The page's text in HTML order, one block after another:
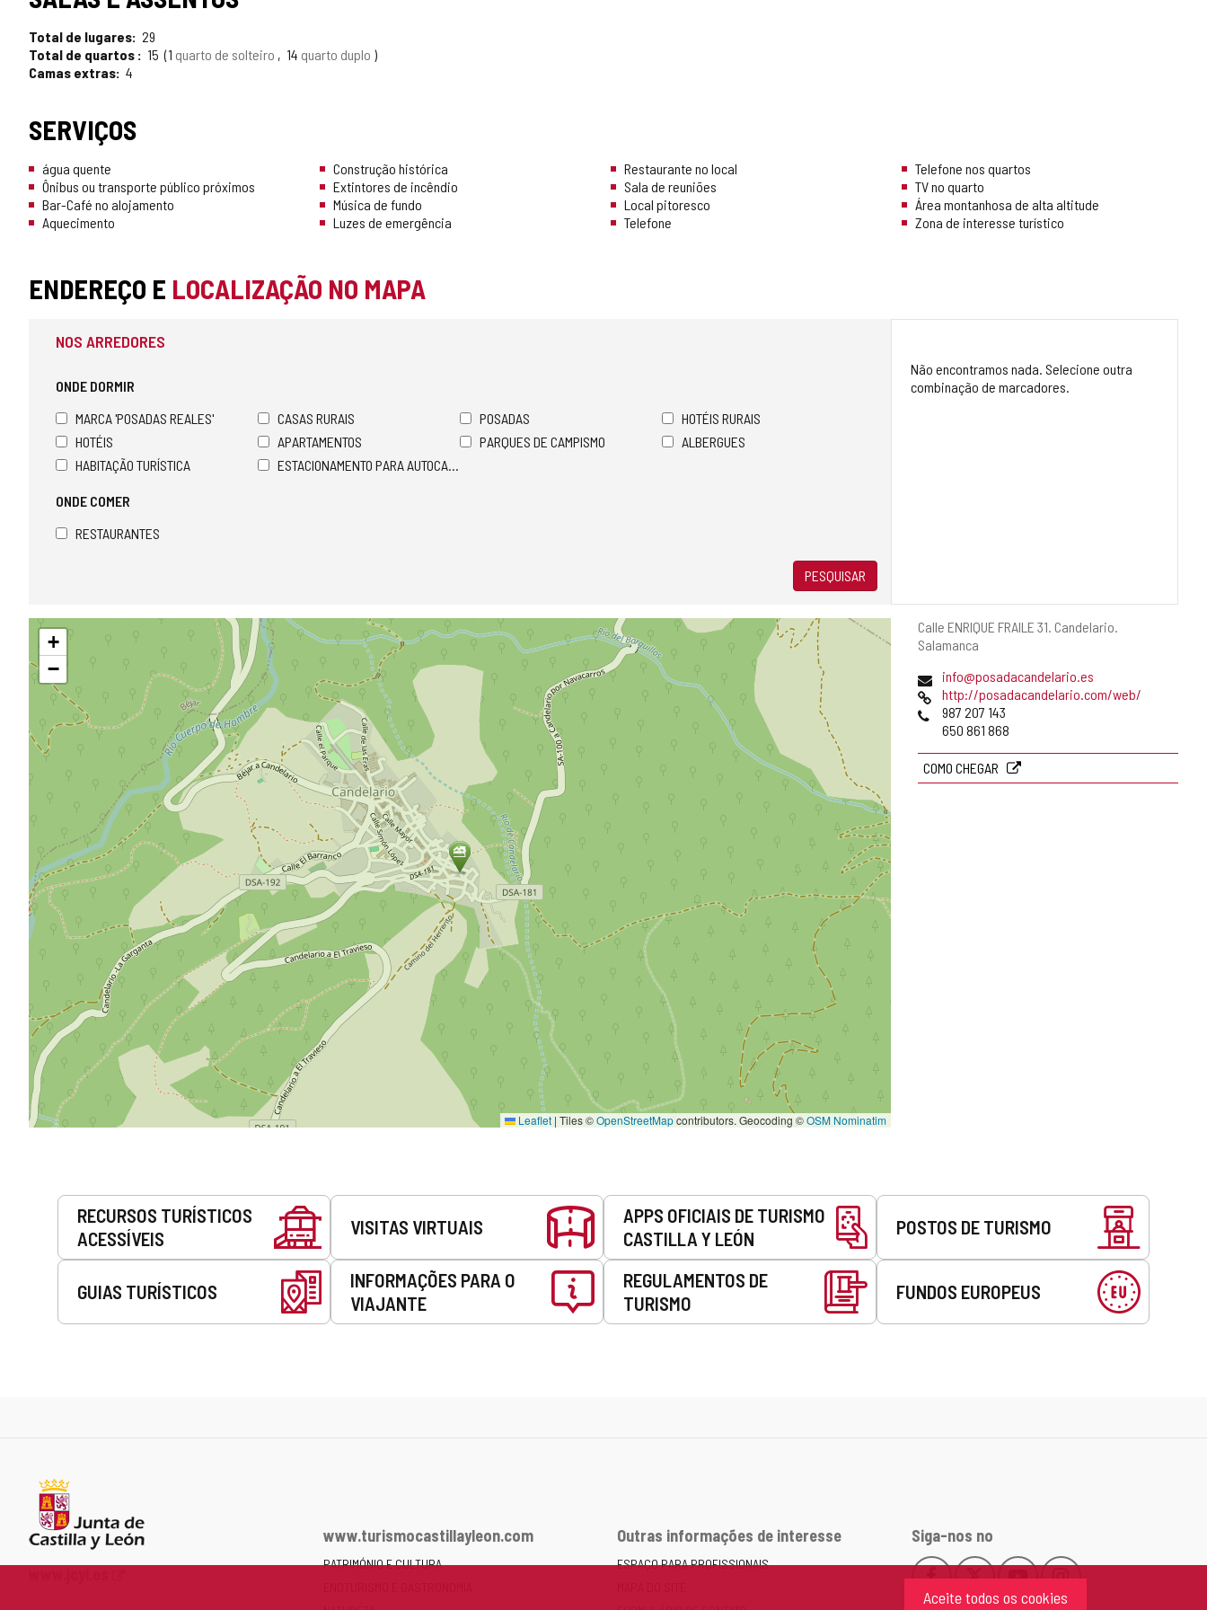
Aceite todos os cookies
Total de lugares 29
Total de quartos
15 1 quarto de solteiro 14 quarto duplo
Camas extras 4
SERVIÇOS
água quente
Ônibus ou transporte público próximos
Bar-Café no alojamento
Aquecimento
Construção histórica
Extintores de incêndio
Música de fundo
Luzes de emergência
Restaurante no local
Sala de reuniões
Local pitoresco
Telefone
Telefone nos quartos
TV no quarto
Área montanhosa de alta altitude
Zona de interesse turístico
ENDEREÇO E LOCALIZAÇÃO NO MAPA
Endereço
postal
Calle ENRIQUE FRAILE 31. Candelario.
Salamanca
Endereço
de
email
info@posadacandelario.es
Pagina
web
http://posadacandelario.com/web/
Telefones
987 207 143
650 861 868
COMO CHEGAR
NOS ARREDORES
ONDE DORMIR
MARCA 'POSADAS REALES'
CASAS RURAIS POSADAS
HOTÉIS RURAIS
HOTÉIS
APARTAMENTOS PARQUES DE CAMPISMO
ALBERGUES
HABITAÇÃO TURÍSTICA
ESTACIONAMENTO PARA AUTOCARAVANAS
ONDE COMER
RESTAURANTES
PESQUISAR
Não encontramos nada. Selecione outra
combinação de marcadores.
Pular
mapa
+
−
Leaflet | Tiles ©OpenStreetMapcontributors. Geocoding ©OSM Nominatim
Serviços
RECURSOS TURÍSTICOS
ACESSÍVEIS
VISITAS VIRTUAIS
APPS OFICIAIS DE TURISMO
CASTILLA Y LEÓN
POSTOS DE TURISMO
GUIAS TURÍSTICOS
INFORMAÇÕES PARA O
VIAJANTE
REGULAMENTOS DE
TURISMO
FUNDOS EUROPEUS
www.turismocastillayleon.com
PATRIMÓNIO E CULTURA
Outras informações de interesse
ESPAÇO PARA PROFISSIONAIS
Siga-nos no
Este
enlace
Este
enlace
Este
enlace
Este
enlace